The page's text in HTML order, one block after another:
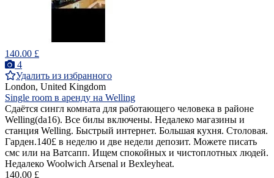
140.00 £
4
Удалить из избранного
London, United Kingdom
Single room в аренду на Welling
Сдаётся сингл комната для работающего человека в районе
Welling(da16). Все билы включены. Недалеко магазины и
станция Welling. Быстрый интернет. Большая кухня. Столовая.
Гарден.140£ в неделю и две недели депозит. Можете писать
смс или на Ватсапп. Ищем спокойных и чистоплотных людей.
Недалеко Woolwich Arsenal и Bexleyheat.
140.00 £